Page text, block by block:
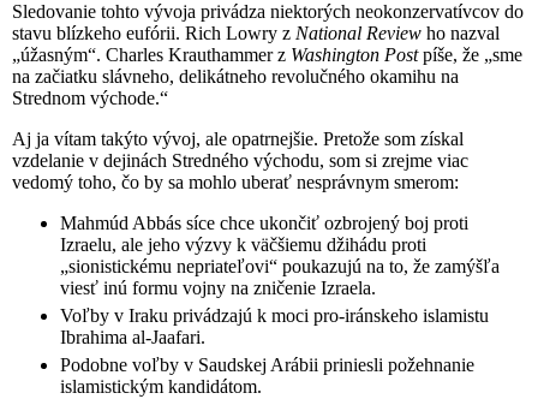
Sledovanie tohto vývoja privádza niektorých neokonzervatívcov do
stavu blízkeho eufórii. Rich Lowry z National Review ho nazval
„úžasným“. Charles Krauthammer z Washington Postpíše, že „sme
na začiatku slávneho, delikátneho revolučného okamihu na
Strednom východe.“
Aj ja vítam takýto vývoj, ale opatrnejšie. Pretože som získal
vzdelanie v dejinách Stredného východu, som si zrejme viac
vedomý toho, čo by sa mohlo uberať nesprávnym smerom:
Mahmúd Abbás síce chce ukončiť ozbrojený boj proti
Izraelu, ale jeho výzvy k väčšiemu džihádu proti
„sionistickému nepriateľovi“ poukazujú na to, že zamýšľa
viesť inú formu vojny na zničenie Izraela.
Voľby v Iraku privádzajú k moci pro-iránskeho islamistu
Ibrahima al-Jaafari.
Podobne voľby v Saudskej Arábii priniesli požehnanie
islamistickým kandidátom.